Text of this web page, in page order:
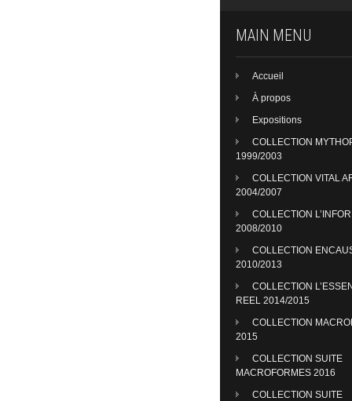
MAIN MENU
Accueil
À propos
Expositions
COLLECTION
1999/2003
COLLECTION VITAL
2004/2007
COLLECTION
2008/2010
COLLECTION
2010/2013
COLLECTION
REEL 2014/2015
COLLECTION
2015
COLLECTION SUITE
MACROFORMES 2016
COLLECTION SUITE